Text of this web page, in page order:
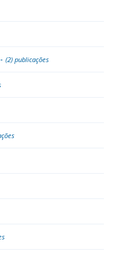
(2) publicações